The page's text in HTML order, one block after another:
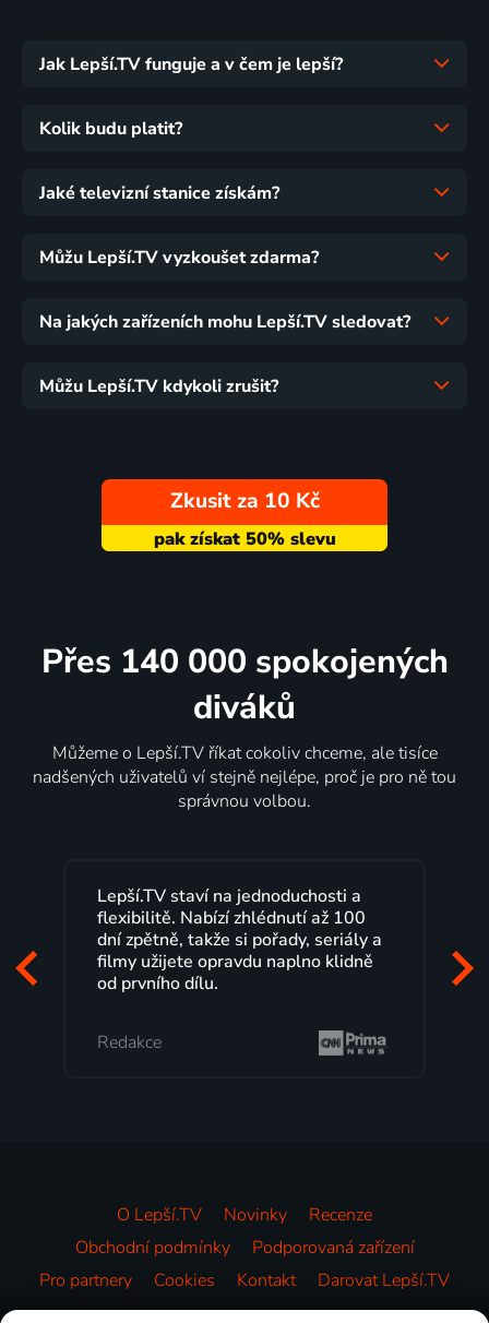
Jak Lepší.TV funguje a v čem je lepší?
Kolik budu platit?
Jaké televizní stanice získám?
Můžu Lepší.TV vyzkoušet zdarma?
Na jakých zařízeních mohu Lepší.TV sledovat?
Můžu Lepší.TV kdykoli zrušit?
Zkusit za 10 Kč
Přes 140 000 spokojených
diváků
Můžeme o Lepší.TV říkat cokoliv chceme, ale tisíce
nadšených uživatelů ví stejně nejlépe, proč je pro ně tou
správnou volbou.
Lepší.TV staví na jednoduchosti a
flexibilitě. Nabízí zhlédnutí až 100
dní zpětně, takže si pořady, seriály a
filmy užijete opravdu naplno klidně
od prvního dílu.
Redakce
O Lepší.TV Novinky
Recenze
Obchodní podmínky
Podporovaná zařízení
Pro partnery
Cookies Kontakt Darovat Lepší.TV